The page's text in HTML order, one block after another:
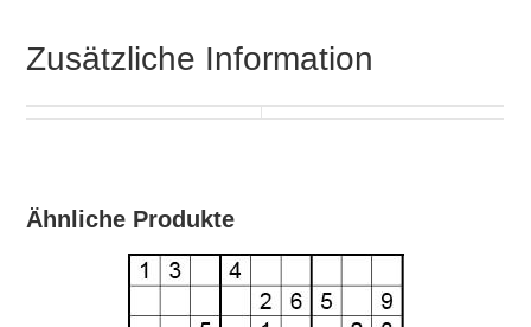
Zusätzliche Information
Ähnliche Produkte